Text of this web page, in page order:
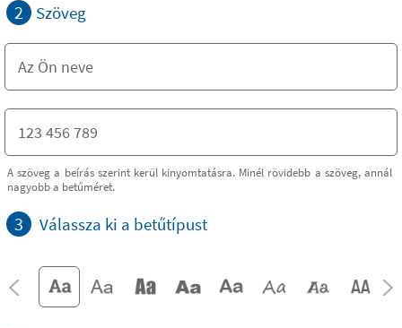
2 Szöveg
A szöveg a beírás szerint kerül kinyomtatásra. Minél rövidebb a szöveg, annál
nagyobb a betűméret.
3 Válassza ki a betűtípust